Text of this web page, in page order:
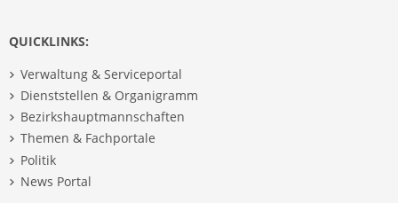
QUICKLINKS:
Verwaltung & Serviceportal
Dienststellen & Organigramm
Bezirkshauptmannschaften
Themen & Fachportale
Politik
News Portal